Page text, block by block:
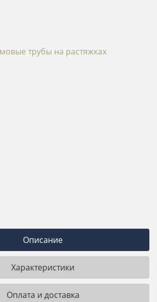
Описание
Характеристики
Оплата и доставка